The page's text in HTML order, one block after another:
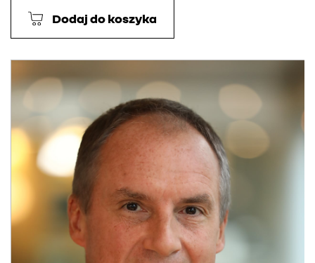
Dodaj do koszyka